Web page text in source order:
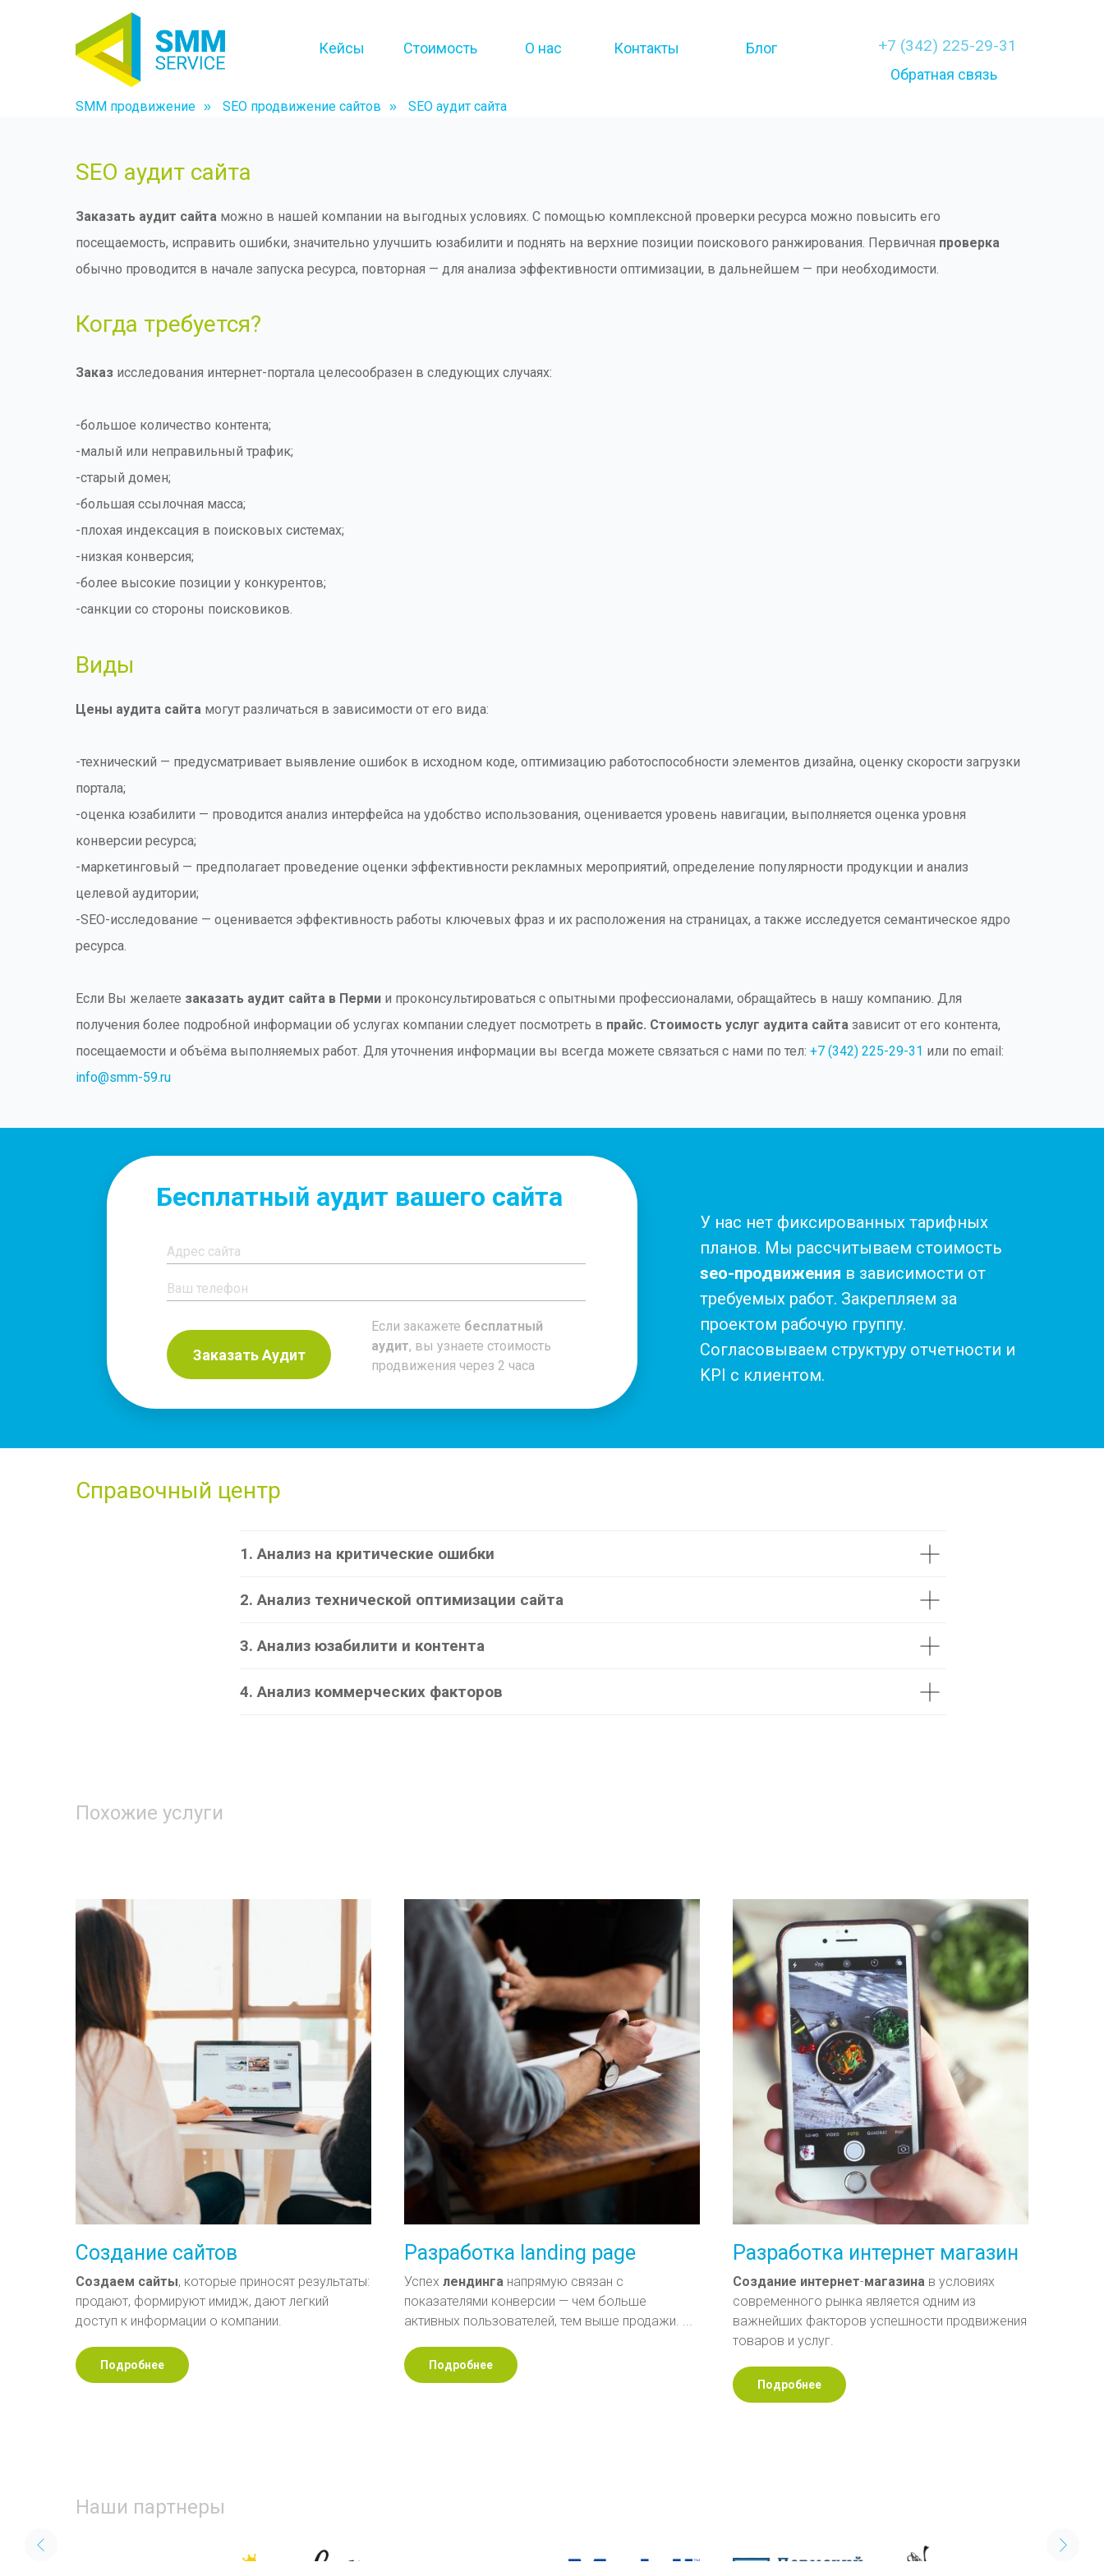
Кейсы Контакты
Стоимость О нас
Блог
Обратная связь
+7 (342) 225-29-31
SMM продвижение » SEO продвижение сайтов » SEO аудит сайта
SEO аудит сайта
Заказать аудит сайта можно в нашей компании на выгодных условиях. С помощью комплексной проверки ресурса можно повысить его
посещаемость, исправить ошибки, значительно улучшить юзабилити и поднять на верхние позиции поискового ранжирования. Первичная проверка
обычно проводится в начале запуска ресурса, повторная — для анализа эффективности оптимизации, в дальнейшем — при необходимости.
Когда требуется?
Заказ исследования интернет-портала целесообразен в следующих случаях:
-большое количество контента;
-малый или неправильный трафик;
-старый домен;
-большая ссылочная масса;
-плохая индексация в поисковых системах;
-низкая конверсия;
-более высокие позиции у конкурентов;
-санкции со стороны поисковиков.
Виды
Цены аудита сайта могут различаться в зависимости от его вида:
-технический — предусматривает выявление ошибок в исходном коде, оптимизацию работоспособности элементов дизайна, оценку скорости загрузки
портала;
-оценка юзабилити — проводится анализ интерфейса на удобство использования, оценивается уровень навигации, выполняется оценка уровня
конверсии ресурса;
-маркетинговый — предполагает проведение оценки эффективности рекламных мероприятий, определение популярности продукции и анализ
целевой аудитории;
-SEO-исследование — оценивается эффективность работы ключевых фраз и их расположения на страницах, а также исследуется семантическое ядро
ресурса.
Если Вы желаете заказать аудит сайта в Перми и проконсультироваться с опытными профессионалами, обращайтесь в нашу компанию. Для
получения более подробной информации об услугах компании следует посмотреть в прайс. Стоимость услуг аудита сайта зависит от его контента,
посещаемости и объёма выполняемых работ. Для уточнения информации вы всегда можете связаться с нами по тел: +7 (342) 225-29-31 или по email:
info@smm-59.ru
Если закажете бесплатный
аудит, вы узнаете стоимость
продвижения через 2 часа
Бесплатный аудит вашего сайта
У нас нет фиксированных тарифных
планов. Мы рассчитываем стоимость
seo-продвижения в зависимости от
требуемых работ. Закрепляем за
проектом рабочую группу.
Согласовываем структуру отчетности и
KPI с клиентом.
Заказать Аудит
Справочный центр
1. Анализ на критические ошибки
2. Анализ технической оптимизации сайта
3. Анализ юзабилити и контента
4. Анализ коммерческих факторов
Похожие услуги
Создание сайтов
Создаем сайты, которые приносят результаты:
продают, формируют имидж, дают легкий
доступ к информации о компании.
Подробнее
Разработка landing page
Успех лендинга напрямую связан с
показателями конверсии — чем больше
активных пользователей, тем выше продажи. ...
Подробнее
Разработка интернет магазин
Создание интернет-магазина в условиях
современного рынка является одним из
важнейших факторов успешности продвижения
товаров и услуг.
Подробнее
Наши партнеры